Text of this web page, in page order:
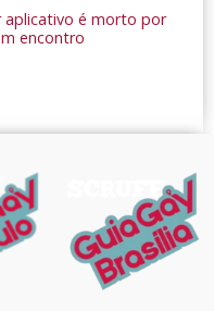
é morto por
encontro